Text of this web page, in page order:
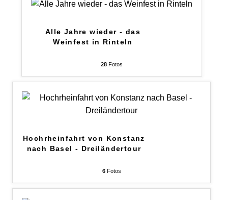
Alle Jahre wieder - das
Weinfest in Rinteln
28Fotos
Hochrheinfahrt von Konstanz
nach Basel - Dreiländertour
6Fotos